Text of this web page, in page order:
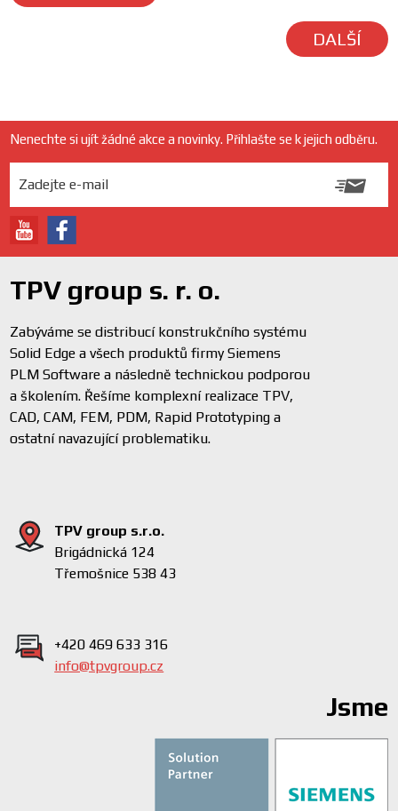
DALŠÍ
Nenechte si ujít žádné akce a novinky. Přihlašte se k jejich odběru.
TPV group s. r. o.
Zabýváme se distribucí konstrukčního systému
Solid Edge a všech produktů firmy Siemens
PLM Software a následně technickou podporou
a školením. Řešíme komplexní realizace TPV,
CAD, CAM, FEM, PDM, Rapid Prototyping a
ostatní navazující problematiku.
TPV group s.r.o.
Brigádnická 124
Třemošnice 538 43
+420 469 633 316
info@tpvgroup.cz
Jsme